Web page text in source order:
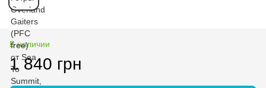
В наличии
1 840 грн